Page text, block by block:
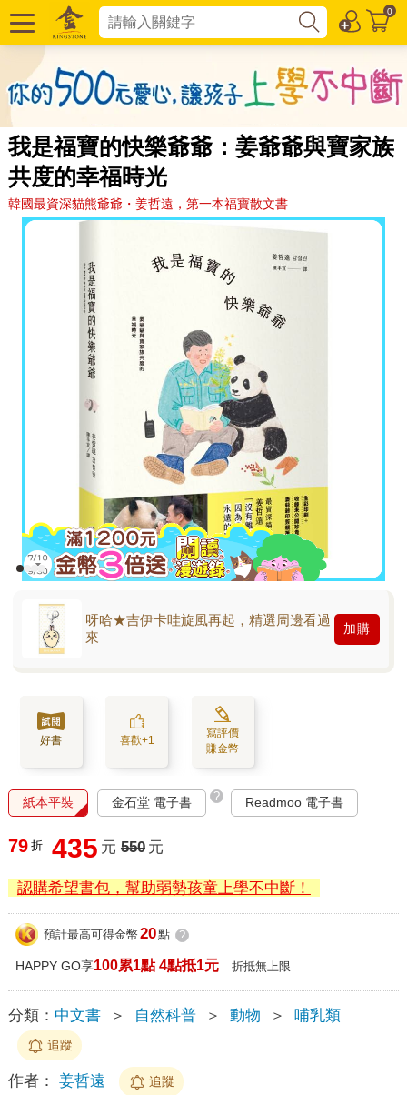
0
我是福寶的快樂爺爺：姜爺爺與寶家族
共度的幸福時光
韓國最資深貓熊爺爺・姜哲遠，第一本福寶散文書
呀哈★吉伊卡哇旋風再起，精選周邊看過
來
加購
好書 喜歡+1
寫評價
賺金幣
紙本平裝 金石堂 電子書 ? Readmoo 電子書
79 折 435 元 550 元
認購希望書包，幫助弱勢孩童上學不中斷！
預計最高可得金幣 20點 ?
HAPPY GO享100累1點 4點抵1元 折抵無上限
分類： 中文書 ＞ 自然科普 ＞ 動物 ＞ 哺乳類
追蹤
作者： 姜哲遠 追蹤